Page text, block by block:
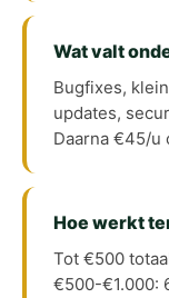
Wat valt
Bugfixes,
updates,
Daarna €45/u
Hoe werkt
Tot €500
€500-€1.000: